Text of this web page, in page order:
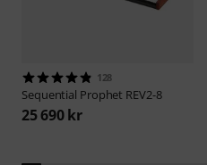
128
Sequential Prophet REV2-8
25 690 kr